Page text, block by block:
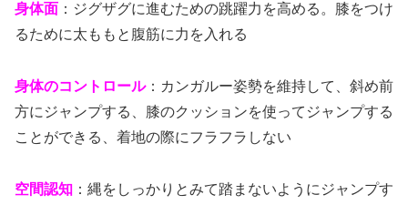
身体面 ：ジグザグに進むための跳躍力を高める。膝をつけ
るために太ももと腹筋に力を入れる
身体のコントロール：カンガルー姿勢を維持して、斜め前
方にジャンプする、膝のクッションを使ってジャンプする
ことができる、着地の際にフラフラしない
空間認知 ：縄をしっかりとみて踏まないようにジャンプす